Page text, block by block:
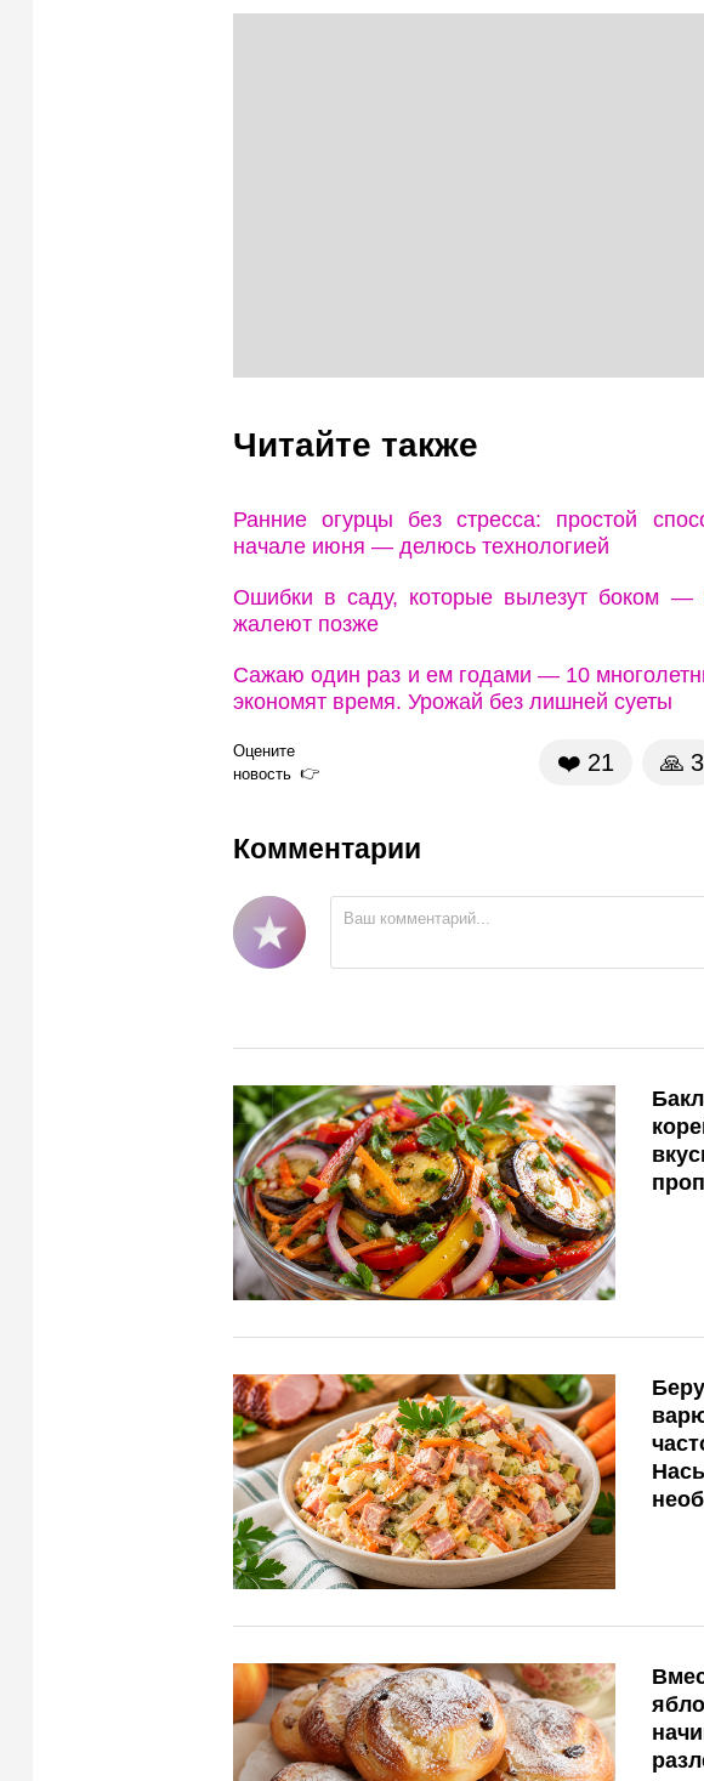
Читайте также
Ранние огурцы без стресса: простой
начале июня — делюсь технологией
Ошибки в саду, которые вылезут боком —
жалеют позже
Сажаю один раз и ем годами — 10
экономят время. Урожай без лишней суеты
Оцените
новость
❤️ 21 🙏 3
Комментарии